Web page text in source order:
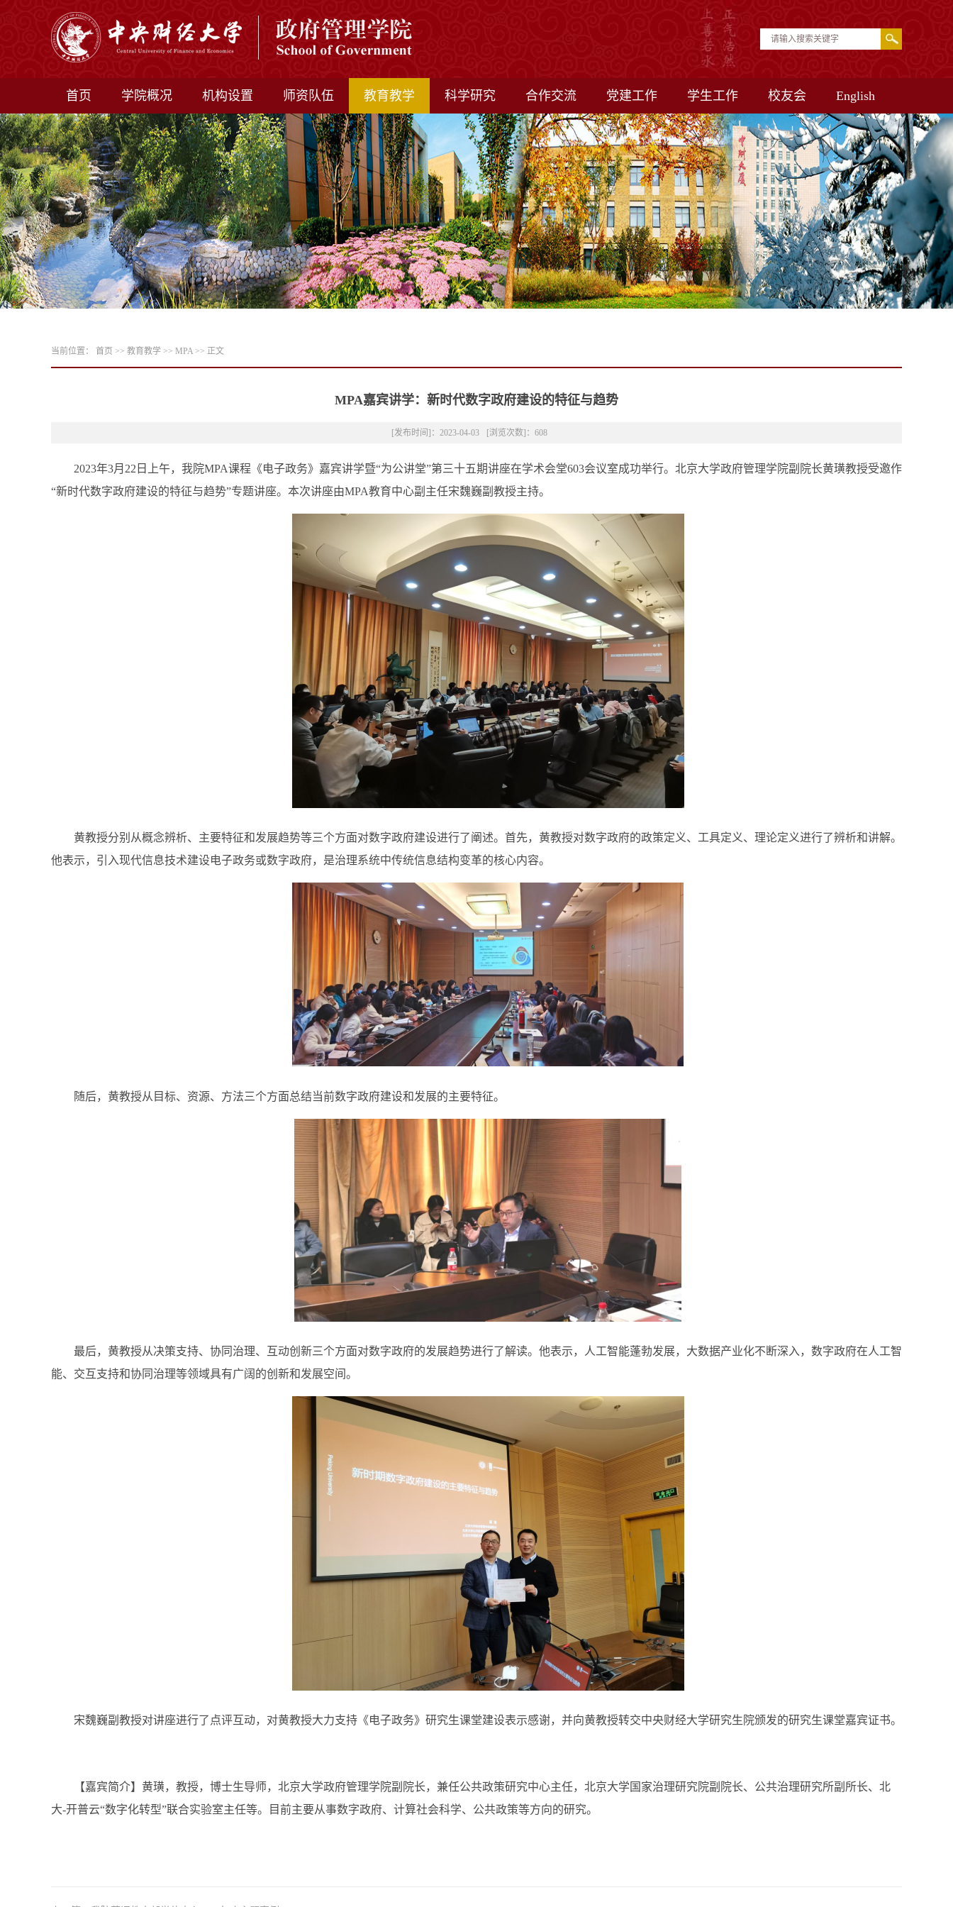
首页 学院概况 机构设置 师资队伍 教育教学 科学研究 合作交流 党建工作 学生工作 校友会 English
当前位置： 首页 >> 教育教学 >> MPA >> 正文
MPA嘉宾讲学：新时代数字政府建设的特征与趋势
[发布时间]：2023-04-03 [浏览次数]： 608
2023年3月 22 日上午， 我院MPA课程《电子政务》嘉宾讲学暨“为公讲堂”第三十五期讲座在学术会堂603会议室成功举行。 北京大学政府管理学院副院长黄璜教授受邀作
“新时代数字政府建设的特征与趋势”专题讲座。 本次讲座由MPA教育中心副主任宋魏巍副教授主持。
黄教授分别从概念辨析、主要特征和发展趋势等三个方面对数字政府建设进行了阐述。首先，黄教授对数字政府的政策定义、工具定义、理论定义进行了辨析和讲解。
他表示，引入现代信息技术建设电子政务或数字政府，是治理系统中传统信息结构变革的核心内容。
随后，黄教授从目标、资源、方法三个方面总结当前数字政府建设和发展的主要特征。
最后， 黄教授从决策支持、协同治理、互动创新三个方面对数字政府的发展趋势进行了解读。他表示，
人工智能蓬勃发展，大数据产业化不断深入，数字政府在人工智
能、交互支持和协同治理等领域具有广阔的创新和发展空间。
宋魏巍副教授对讲座进行了点评互动，对黄教授大力支持 《电子政务》 研究生课堂建设表示感谢， 并向黄教授转交中央财经大学研究生院颁发的研究生课堂嘉宾证书。
【嘉宾简介】 黄璜，教授，博士生导师，北京大学政府管理学院副院长，兼任公共政策研究中心主任，北京大学国家治理研究院副院长、公共治理研究所副所长、北
大-开普云“数字化转型”联合实验室主任等。目前主要从事数字政府、计算社会科学、公共政策等方向的研究。